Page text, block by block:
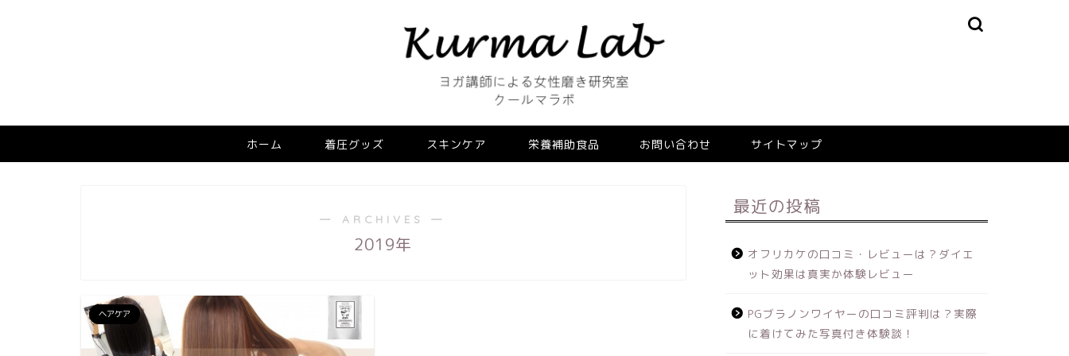
ホーム 着圧グッズ スキンケア 栄養補助食品 お問い合わせ サイトマップ
― ARCHIVES ―
2019年
ヘアケア
最近の投稿
オフリカケの口コミ・レビューは？ダイエ
ット効果は真実か体験レビュー
PGブラノンワイヤーの口コミ評判は？実際
に着けてみた写真付き体験談！